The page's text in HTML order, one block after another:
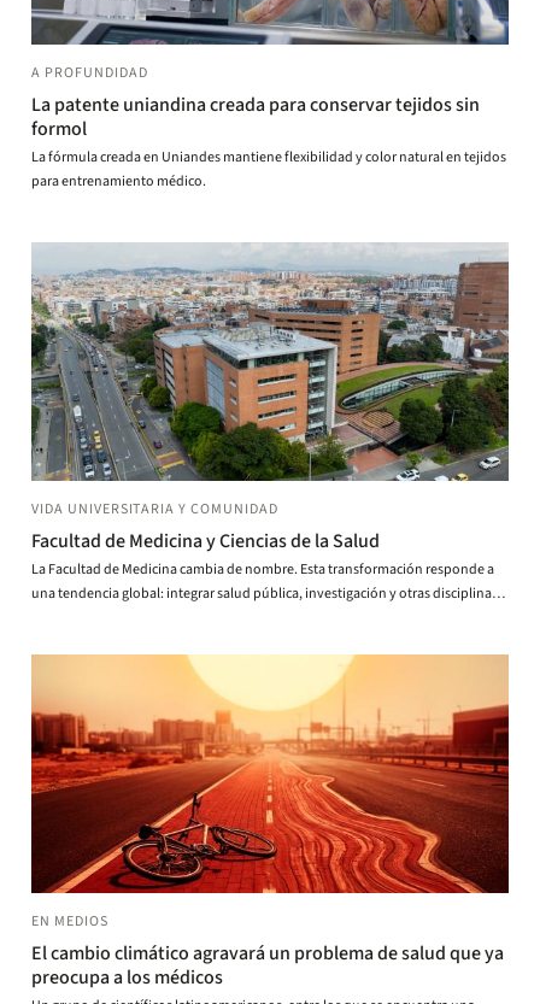
A PROFUNDIDAD
La patente uniandina creada para conservar tejidos sin
formol
La fórmula creada en Uniandes mantiene flexibilidad y color natural en tejidos
para entrenamiento médico.
VIDA UNIVERSITARIA Y COMUNIDAD
Facultad de Medicina y Ciencias de la Salud
La Facultad de Medicina cambia de nombre. Esta transformación responde a
una tendencia global: integrar salud pública, investigación y otras disciplinas
EN MEDIOS
El cambio climático agravará un problema de salud que ya
preocupa a los médicos